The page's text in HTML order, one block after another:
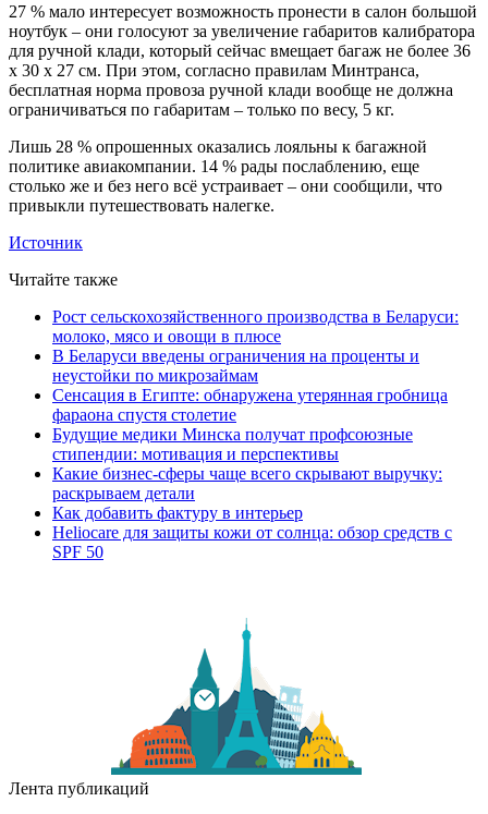
27 % мало интересует возможность пронести в салон большой
ноутбук – они голосуют за увеличение габаритов калибратора
для ручной клади, который сейчас вмещает багаж не более 36
х 30 х 27 см. При этом, согласно правилам Минтранса,
бесплатная норма провоза ручной клади вообще не должна
ограничиваться по габаритам – только по весу, 5 кг.
Лишь 28 % опрошенных оказались лояльны к багажной
политике авиакомпании. 14 % рады послаблению, еще
столько же и без него всё устраивает – они сообщили, что
привыкли путешествовать налегке.
Источник
Читайте также
Рост сельскохозяйственного производства в Беларуси:
молоко, мясо и овощи в плюсе
В Беларуси введены ограничения на проценты и
неустойки по микрозаймам
Сенсация в Египте: обнаружена утерянная гробница
фараона спустя столетие
Будущие медики Минска получат профсоюзные
стипендии: мотивация и перспективы
Какие бизнес-сферы чаще всего скрывают выручку:
раскрываем детали
Как добавить фактуру в интерьер
Heliocare для защиты кожи от солнца: обзор средств с
SPF 50
Лента публикаций